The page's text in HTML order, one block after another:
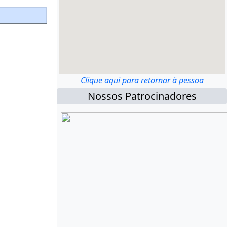
Clique aqui para retornar à pessoa
Nossos Patrocinadores